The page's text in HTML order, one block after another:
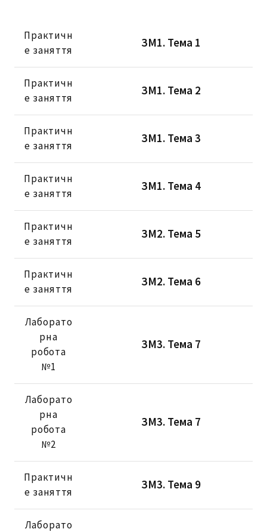
ЗМ1. Тема 1
Практичн
е заняття
ЗМ1. Тема 2
Практичн
е заняття
ЗМ1. Тема 3
Практичн
е заняття
ЗМ1. Тема 4
Практичн
е заняття
ЗМ2. Тема 5
Практичн
е заняття
ЗМ2. Тема 6
Практичн
е заняття
ЗМ3. Тема 7
Лаборато
рна
робота
№1
ЗМ3. Тема 7
Лаборато
рна
робота
№2
ЗМ3. Тема 9
Практичн
е заняття
Лаборато